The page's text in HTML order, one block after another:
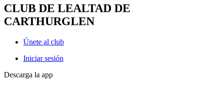
CLUB DE LEALTAD DE
CARTHURGLEN
Únete al club
Iniciar sesión
Descarga la app